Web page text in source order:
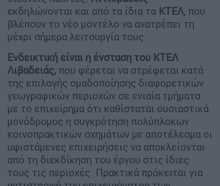
εκδηλώνονται και από τα ίδια τα ΚΤΕΛ, που
βλέπουν το νέο μοντέλο να ανατρέπει τη
μέχρι σήμερα λειτουργία τους.
Ενδεικτική είναι η ένσταση του ΚΤΕΛ
Λιβαδειάς, που φέρεται να στρέφεται κατά
της επιλογής ομαδοποίησης διαφορετικών
γεωγραφικών περιοχών σε ενιαία τμήματα
με το επιχείρημα ότι καθίσταται ουσιαστικά
μονόδρομος η συγκρότηση πολύπλοκων
κοινοπρακτικών σχημάτων με αποτέλεσμα οι
υφιστάμενες επιχειρήσεις να αποκλείονται
από τη διεκδίκηση του έργου στις ίδιες
τους τις περιοχές. Πρακτικά πρόκειται για